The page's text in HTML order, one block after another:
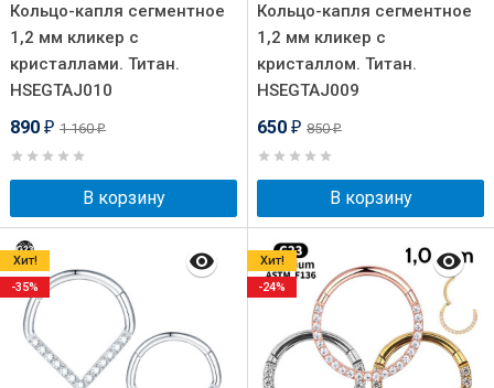
Кольцо-капля сегментное
1,2 мм кликер с
кристаллами. Титан.
HSEGTAJ010
890 ₽ 1 160₽
В корзину
Кольцо-капля сегментное
1,2 мм кликер с
кристаллом. Титан.
HSEGTAJ009
650 ₽ 850₽
В корзину
Хит!
-35%
Хит!
-24%